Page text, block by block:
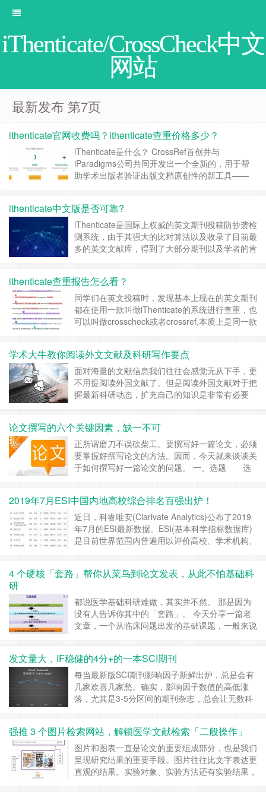
iThenticate/CrossCheck中文
网站
最新发布 第7页
ithenticate官网收费吗？ithenticate查重价格多少？
iThenticate是什么？ CrossRef首创并与
iParadigms公司共同开发出一个全新的，用于帮
助学术出版者验证出版文档原创性的新工具——
个基于全球学术出版物所组成的庞大数据库
(CrossRef)和一个基于网页的比对工具(iTh……继
续阅读 »
ithenticate中文版是否可靠?
iThenticate是国际上权威的英文期刊投稿防抄袭检
测系统，由于其强大的比对算法以及收录了目前最
多的英文文献库，得到了大部分期刊以及学者的肯
缀，比如ithenticate.com为英文版的国际网站，而
中国的域名后缀一般为.com.cn , ……继续阅读 »
ithenticate查重报告怎么看？
同学们在英文投稿时，发现基本上现在的英文期刊
都在使用一款叫做iThenticate的系统进行查重，也
可以叫做crosscheck或者crossref,本质上是同一款
读一下iThenticate查重报告，先看下面报告截图：
ithenticate查重报……继续阅读 »
学术大牛教你阅读外文文献及科研写作要点
面对海量的文献信息我们往往会感觉无从下手，更
不用提阅读外国文献了。但是阅读外国文献对于把
握最新科研动态，扩充自己的知识是非常有必要
文献管理—文献阅读—科技论文写作 01、如何有
针对地查找文献？ 现在各大学图书馆里的数据库
都比较全，即使不全也可以…… 继续阅读 »
论文撰写的六个关键因素，缺一不可
正所谓磨刀不误砍柴工。要撰写好一篇论文，必须
要掌握好撰写论文的方法。因而，今天就来谈谈关
于如何撰写好一篇论文的问题。 一、选题 选
都是无用的废话。这就不能视为成功的研究。成功
的研究一定是建立在成功的选题之上的。那么，什
么是成功的选题呢？简而言之就是选……继续阅读
»
2019年7月ESI中国内地高校综合排名百强出炉！
近日，科睿唯安(Clarivate Analytics)公布了2019
年7月的ESI最新数据。ESI(基本科学指标数据库)
是目前世界范围内普遍用以评价高校、学术机构、
日至2019年4月30日。看看中国内地各大高校表现
稳……继续阅读 »
4 个硬核「套路」帮你从菜鸟到论文发表，从此不怕基础科
研
都说医学基础科研难做，其实并不然。 那是因为
没有人告诉你其中的「套路」。 今天分享一篇老
文章，一个从临床问题出发的基础课题，一般来说
到大量的病例信息，最关键的实验材料——样本也
是很容易拿到的，所以只用临床的样本和资料也可
以发文章，问题在于怎么做才……继续阅读 »
发文量大，IF稳健的4分+的一本SCI期刊
每当最新版SCI期刊影响因子新鲜出炉，总是会有
几家欢喜几家愁。确实，影响因子数值的高低涨
落，尤其是3-5分区间的期刊杂志，总会让无数科
者放心无疑的大胆投稿呢？也许这本影响因子稳定
在5分左右的期刊杂志——Frontiers in
Immunology（简称Front…… 继续阅读 »
强推 3 个图片检索网站，解锁医学文献检索「二般操作」
图片和图表一直是论文的重要组成部分，也是我们
呈现研究结果的重要手段。图片往往比文字表达更
直观的结果。实验对象、实验方法还有实验结果，